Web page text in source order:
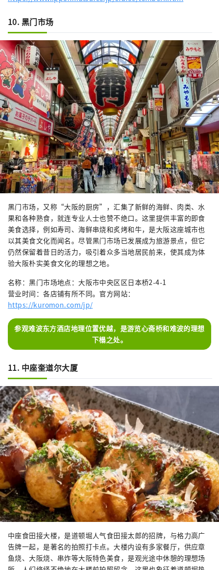
10. 黑门市场
黑门市场，又称“大阪的厨房”，汇集了新鲜的海鲜、肉类、水
果和各种熟食，就连专业人士也赞不绝口。这里提供丰富的即食
美食选择，例如寿司、海鲜串烧和炙烤和牛，是大阪这座城市也
以其美食文化而闻名。尽管黑门市场已发展成为旅游景点，但它
仍然保留着昔日的活力，吸引着众多当地居民前来，使其成为体
验大阪朴实美食文化的理想之地。
名称：黑门市场地点：大阪市中央区区日本桥2-4-1
营业时间：各店铺有所不同。官方网站：
https://kuromon.com/jp/
参观难波东方酒店地理位置优越，是游览心斋桥和难波的理想
下榻之处。
11. 中座奎道尔大厦
中座食田接大楼，是道顿堀人气食田接太郎的招牌，与格力高广
告牌一起，是著名的拍照打卡点。大楼内设有多家餐厅，供应章
鱼烧、大阪烧、串炸等大阪特色美食，是观光途中休憩的理想场